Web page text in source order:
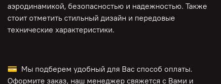
аэродинамикой, безопасностью и надежностью. Также
стоит отметить стильный дизайн и передовые
технические характеристики.
💳 Мы подберем удобный для Вас способ оплаты.
Оформите заказ, наш менеджер свяжется с Вами и